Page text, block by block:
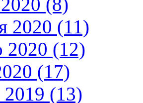
(8)
2020 (11)
2020 (12)
(17)
2019 (13)